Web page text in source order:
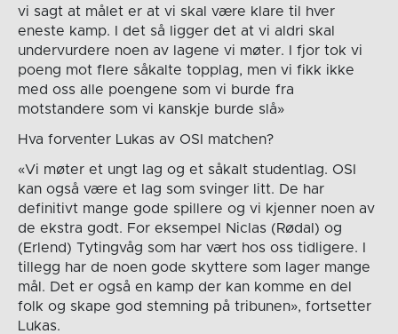
vi sagt at målet er at vi skal være klare til hver
eneste kamp. I det så ligger det at vi aldri skal
undervurdere noen av lagene vi møter. I fjor tok vi
poeng mot flere såkalte topplag, men vi fikk ikke
med oss alle poengene som vi burde fra
motstandere som vi kanskje burde slå»
Hva forventer Lukas av OSI matchen?
«Vi møter et ungt lag og et såkalt studentlag. OSI
kan også være et lag som svinger litt. De har
definitivt mange gode spillere og vi kjenner noen av
de ekstra godt. For eksempel Niclas (Rødal) og
(Erlend) Tytingvåg som har vært hos oss tidligere. I
tillegg har de noen gode skyttere som lager mange
mål. Det er også en kamp der kan komme en del
folk og skape god stemning på tribunen», fortsetter
Lukas.